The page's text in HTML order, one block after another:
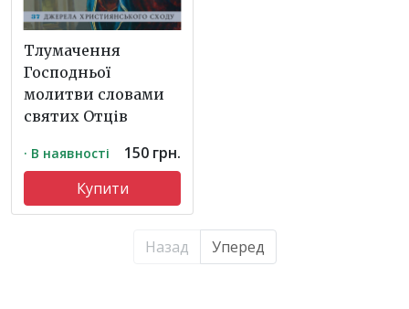
Тлумачення
Господньої
молитви словами
святих Отців
· В наявності
150 грн.
Купити
Назад Уперед